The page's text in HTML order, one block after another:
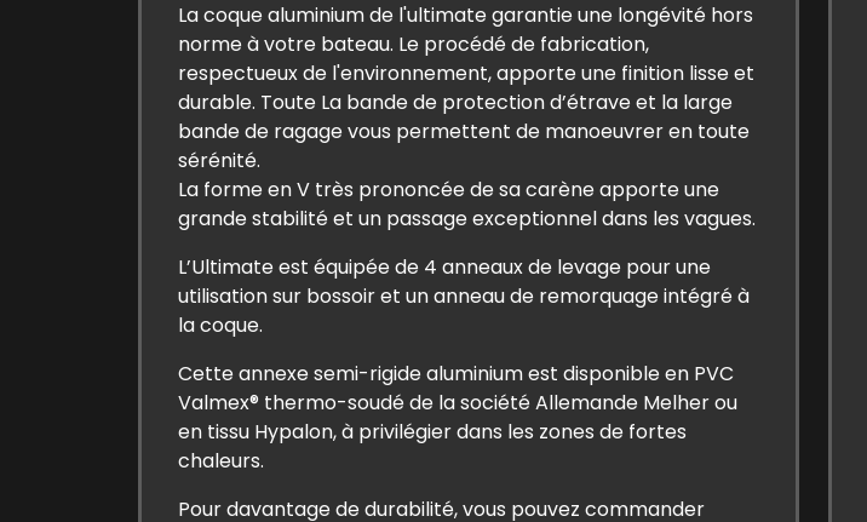
La coque aluminium de l'ultimate garantie une longévité hors
norme à votre bateau. Le procédé de fabrication,
respectueux de l'environnement, apporte une finition lisse et
durable. Toute La bande de protection d’étrave et la large
bande de ragage vous permettent de manoeuvrer en toute
sérénité.
La forme en V très prononcée de sa carène apporte une
grande stabilité et un passage exceptionnel dans les vagues.
L’Ultimate est équipée de 4 anneaux de levage pour une
utilisation sur bossoir et un anneau de remorquage intégré à
la coque.
Cette annexe semi-rigide aluminium est disponible en PVC
Valmex® thermo-soudé de la société Allemande Melher ou
en tissu Hypalon, à privilégier dans les zones de fortes
chaleurs.
Pour davantage de durabilité, vous pouvez commander